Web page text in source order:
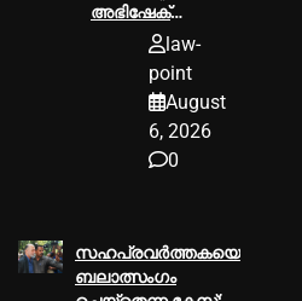
അഭിഷേക്
ബാനർജിയുടെ
ആശ്വാസം;
അറസ്റ്റ് സുപ്രീം
കോടതി സ്റ്റേ
ചെയ്തു
law-
point
August
6, 2026
0
സഹപ്രവർത്തകയെ
ബലാത്സംഗം